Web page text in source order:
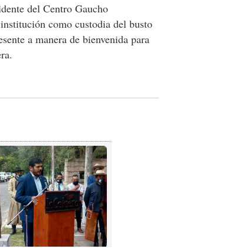
del Centro Gaucho
como custodia del busto
a manera de bienvenida para